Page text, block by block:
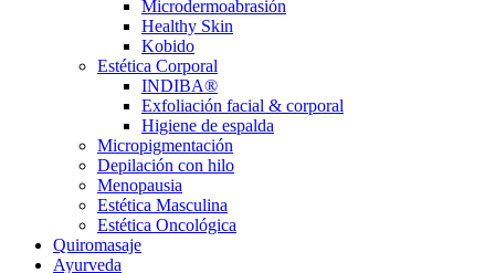
Microdermoabrasión
Healthy Skin
Kobido
Estética Corporal
INDIBA®
Exfoliación facial & corporal
Higiene de espalda
Micropigmentación
Depilación con hilo
Menopausia
Estética Masculina
Estética Oncológica
Quiromasaje
Ayurveda